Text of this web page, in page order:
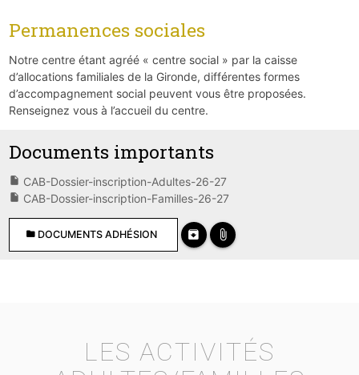
Permanences sociales
Notre centre étant agréé « centre social » par la caisse
d’allocations familiales de la Gironde, différentes formes
d’accompagnement social peuvent vous être proposées.
Renseignez vous à l’accueil du centre.
Documents importants
insert_drive_file CAB-Dossier-inscription-Adultes-26-27
insert_drive_file CAB-Dossier-inscription-Familles-26-27
folder DOCUMENTS ADHÉSION archive attach_file
LES ACTIVITÉS